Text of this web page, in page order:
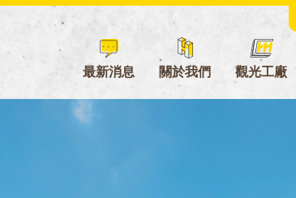
最新消息 關於我們 觀光工廠